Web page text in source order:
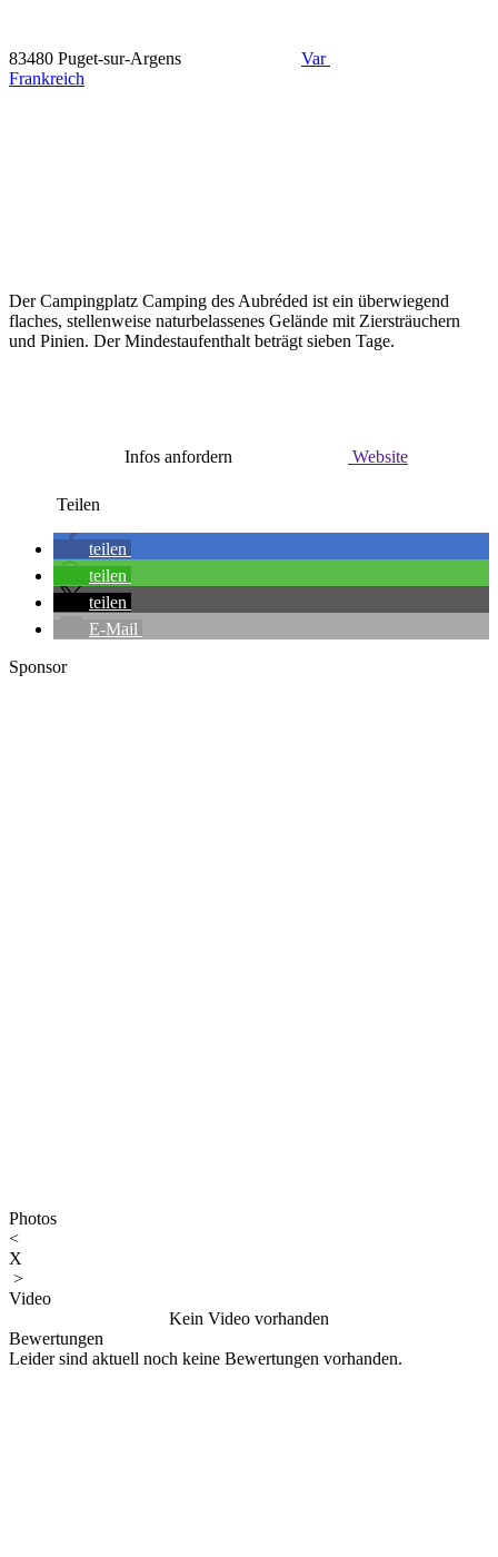
83480 Puget-sur-Argens
Var
Frankreich
Der Campingplatz Camping des Aubréded ist ein überwiegend
flaches, stellenweise naturbelassenes Gelände mit Ziersträuchern
und Pinien. Der Mindestaufenthalt beträgt sieben Tage.
Infos anfordern Website
Teilen
teilen
teilen
teilen
E-Mail
Sponsor
Photos
<
X
>
Video
Kein Video vorhanden
Bewertungen
Leider sind aktuell noch keine Bewertungen vorhanden.